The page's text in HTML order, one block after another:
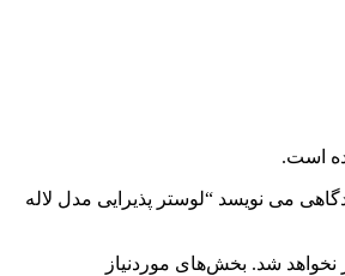
است.
می نویسد “لوستر پذیرایی مدل لاله
نخواهد شد. بخش‌های موردنیاز